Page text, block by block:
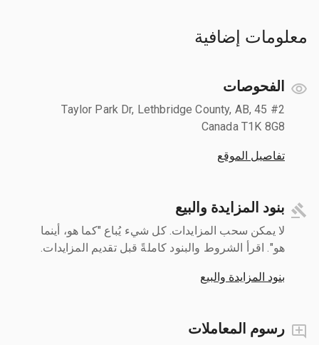
معلومات إضافية
الفحوصات
#2 45 Taylor Park Dr, Lethbridge County, AB,
Canada T1K 8G8
تفاصيل الموقع
بنود المزايدة والبيع
لا يمكن سحب المزايدات. كل شيء يُباع "كما هو، أينما
هو". اقرأ الشروط والبنود كاملةً قبل تقديم المزايدات.
بنود المزايدة والبيع
رسوم المعاملات